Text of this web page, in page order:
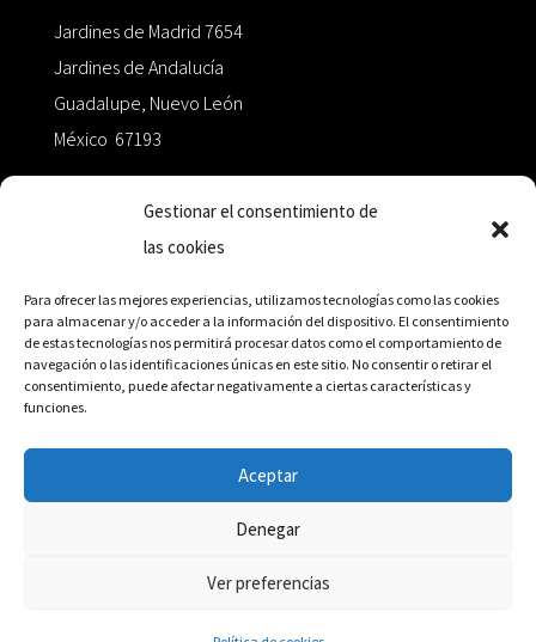
Gestionar el consentimiento de
las cookies
Para ofrecer las mejores experiencias, utilizamos tecnologías como las cookies
para almacenar y/o acceder a la información del dispositivo. El consentimiento
de estas tecnologías nos permitirá procesar datos como el comportamiento de
navegación o las identificaciones únicas en este sitio. No consentir o retirar el
consentimiento, puede afectar negativamente a ciertas características y
funciones.
Aceptar
Denegar
Ver preferencias
Jardines de Madrid 7654
Jardines de Andalucía
Guadalupe, Nuevo León
México 67193
+52 811.499.5638
RED DE DISTRIBUCIÓN
Distribuidores en México y Octaedro internacional